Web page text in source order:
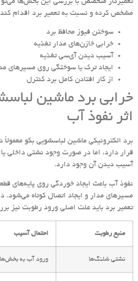
مشخص کرده و نسبت به تعمیر برد اقدام
سوختن فیوز محافظ برد
خرابی خازن‌های مدار تغذیه
آسیب دیدن آی‌سی تغذیه
ایجاد ترک یا سوختگی روی مسیرهای
از کار افتادن کامل برد کنترل
خرابی برد ماشین
اثر نفوذ آب
برد الکترونیکی ماشین لباسشویی بکو
قرار دارد، اما در صورت وجود نشتی داخلی
آسیب دیدن آن وجود دارد.
نفوذ آب باعث ایجاد خوردگی روی پایه‌های
مسیرهای مدار و ایجاد اتصال کوتاه می‌شود.
تعمیر برد باید علت اصلی ورود رطوبت نیز
منبع رطوبت احتمال آسیب
نشتی شلنگ‌ها ورود آب به